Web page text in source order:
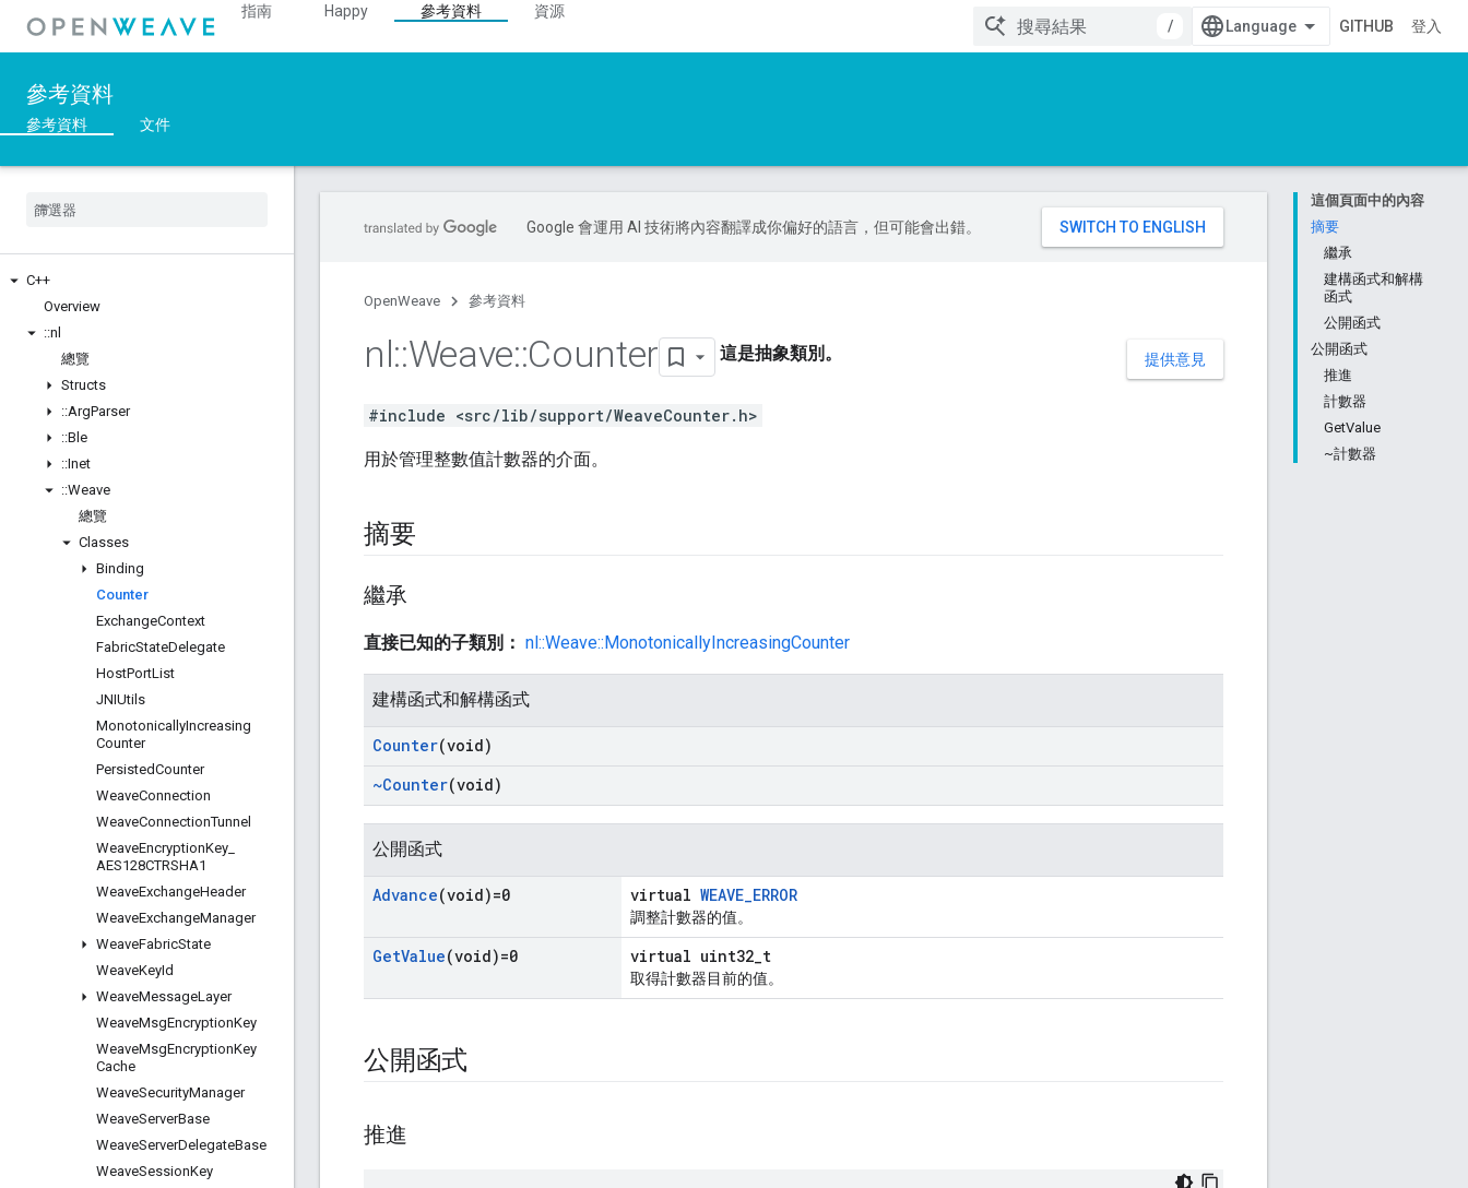
指南 Happy 參考資料
資源
/
GITHUB 登入
參考資料
參考資料 文件
C++
Overview
::nl
總覽
Structs
::ArgParser
::Ble
::Inet
::Weave
總覽
Classes
Binding
Counter
ExchangeContext
FabricStateDelegate
HostPortList
JNIUtils
MonotonicallyIncreasing
Counter
PersistedCounter
WeaveConnection
WeaveConnectionTunnel
WeaveEncryptionKey
AES128CTRSHA1
WeaveExchangeHeader
WeaveExchangeManager
WeaveFabricState
WeaveKeyId
WeaveMessageLayer
WeaveMsgEncryptionKey
WeaveMsgEncryptionKey
Cache
WeaveSecurityManager
WeaveServerBase
WeaveServerDelegateBase
WeaveSessionKey
這個頁面中的內容
摘要
繼承
建構函式和解構
函式
公開函式
公開函式
推進
計數器
GetValue
~計數器
Google 會運用 AI 技術將內容翻譯成你偏好的語言，但可能會出錯。
OpenWeave 參考資料
提供意見
nl::Weave::Counter 這是抽象類別。
#include <src/lib/support/WeaveCounter.h>
用於管理整數值計數器的介面。
摘要
繼承
直接已知的子類別： nl::Weave::MonotonicallyIncreasingCounter
建構函式和解構函式
Counter(void)
~Counter(void)
公開函式
Advance(void)=0 virtual WEAVE_ERROR
調整計數器的值。
GetValue(void)=0 virtual uint32_t
取得計數器目前的值。
公開函式
推進